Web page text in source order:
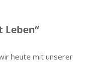
Leben“
heute mit unserer